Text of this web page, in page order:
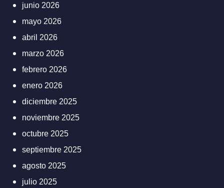
junio 2026
mayo 2026
abril 2026
marzo 2026
febrero 2026
enero 2026
diciembre 2025
noviembre 2025
octubre 2025
septiembre 2025
agosto 2025
julio 2025